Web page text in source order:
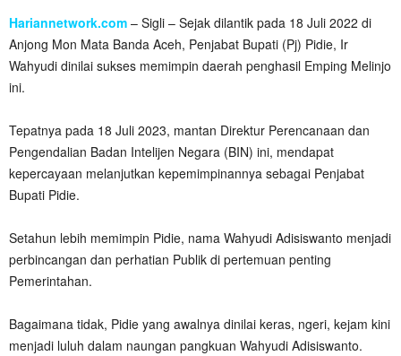
Hariannetwork.com – Sigli – Sejak dilantik pada 18 Juli 2022 di
Anjong Mon Mata Banda Aceh, Penjabat Bupati (Pj) Pidie, Ir
Wahyudi dinilai sukses memimpin daerah penghasil Emping Melinjo
ini.
Tepatnya pada 18 Juli 2023, mantan Direktur Perencanaan dan
Pengendalian Badan Intelijen Negara (BIN) ini, mendapat
kepercayaan melanjutkan kepemimpinannya sebagai Penjabat
Bupati Pidie.
Setahun lebih memimpin Pidie, nama Wahyudi Adisiswanto menjadi
perbincangan dan perhatian Publik di pertemuan penting
Pemerintahan.
Bagaimana tidak, Pidie yang awalnya dinilai keras, ngeri, kejam kini
menjadi luluh dalam naungan pangkuan Wahyudi Adisiswanto.